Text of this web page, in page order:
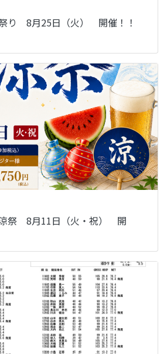
り 8月25日（火） 開催！！
祭 8月11日（火・祝） 開